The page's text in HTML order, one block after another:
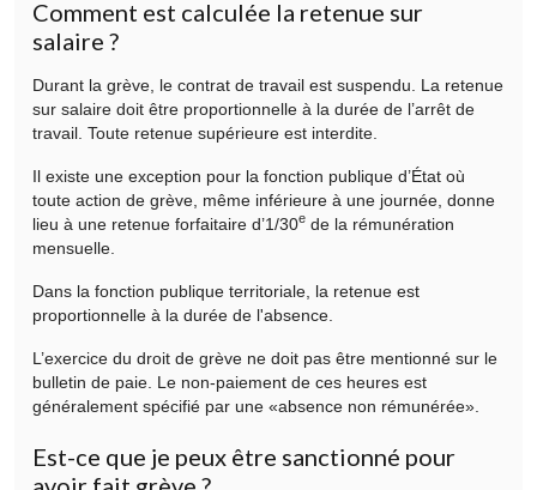
Comment est calculée la retenue sur
salaire ?
Durant la grève, le contrat de travail est suspendu. La retenue
sur salaire doit être proportionnelle à la durée de l’arrêt de
travail. Toute retenue supérieure est interdite.
Il existe une exception pour la fonction publique d’État où
toute action de grève, même inférieure à une journée, donne
lieu à une retenue forfaitaire d’1/30e de la rémunération
mensuelle.
Dans la fonction publique territoriale, la retenue est
proportionnelle à la durée de l'absence.
L’exercice du droit de grève ne doit pas être mentionné sur le
bulletin de paie. Le non-paiement de ces heures est
généralement spécifié par une
absence non rémunérée
Est-ce que je peux être sanctionné pour